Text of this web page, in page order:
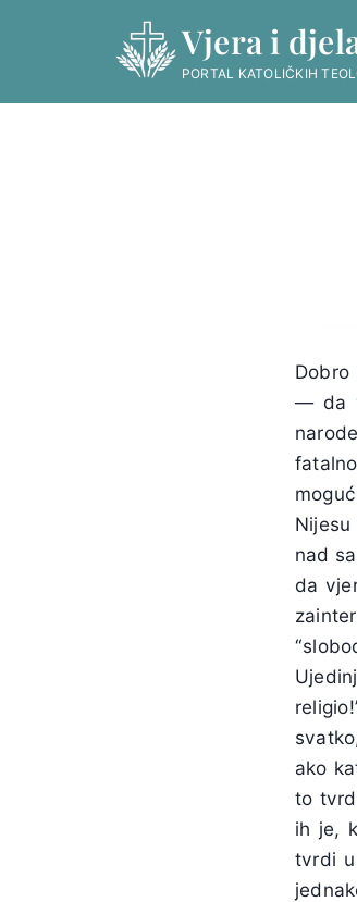
Vjera i
PORTAL KATOLIČKIH
— da
nad
da
ako
to
ih je,
tvrdi